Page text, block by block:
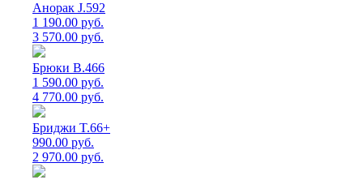
Анорак J.592
1 190.00 руб.
3 570.00 руб.
Брюки B.466
1 590.00 руб.
4 770.00 руб.
Бриджи T.66+
990.00 руб.
2 970.00 руб.